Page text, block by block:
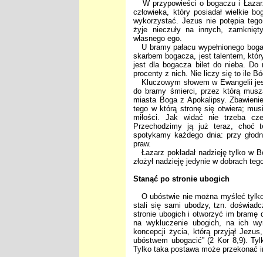
W przypowieści o bogaczu i
człowieka, który posiadał wielkie
wykorzystać. Jezus nie potępia
żyje nieczuły na innych,
własnego ego.
U bramy pałacu wypełnionego
skarbem bogacza, jest talentem,
jest dla bogacza bilet do nieba. Do
procenty z nich. Nie liczy się to ile
Kluczowym słowem w Ewangelii
do bramy śmierci, przez którą
miasta Boga z Apokalipsy.
tego w którą stronę się otwiera;
miłości. Jak widać nie trzeba
Przechodzimy ją już teraz, choć
spotykamy każdego dnia: przy
praw.
Łazarz pokładał nadzieję tylko w
złożył nadzieję jedynie w dobrach
Stanąć po stronie ubogich
O ubóstwie nie można myśleć
stali się sami ubodzy, tzn.
stronie ubogich i otworzyć im bramę
na wykluczenie ubogich, na ich
koncepcji życia, którą przyjął
ubóstwem ubogacić” (2 Kor 8,9).
Tylko taka postawa może przekonać